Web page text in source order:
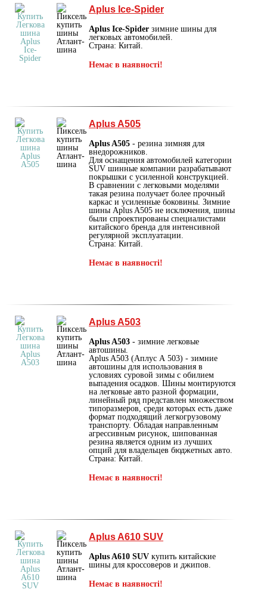
Aplus Ice-Spider
Aplus Ice-Spider зимние шины для
легковых автомобилей.
Страна: Китай.
Немає в наявності!
Aplus A505
Aplus A505 - резина зимняя для
внедорожников.
Для оснащения автомобилей категории
SUV шинные компании разрабатывают
покрышки с усиленной конструкцией.
В сравнении с легковыми моделями
такая резина получает более прочный
каркас и усиленные боковины. Зимние
шины Aplus A505 не исключения, шины
были спроектированы специалистами
китайского бренда для интенсивной
регулярной эксплуатации.
Страна: Китай.
Немає в наявності!
Aplus A503
Aplus A503 - зимние легковые
автошины.
Aplus A503 (Аплус А 503) - зимние
автошины для использования в
условиях суровой зимы с обилием
выпадения осадков. Шины монтируются
на легковые авто разной формации,
линейный ряд представлен множеством
типоразмеров, среди которых есть даже
формат подходящий легкогрузовому
транспорту. Обладая направленным
агрессивным рисунок, шипованная
резина является одним из лучших
опций для владельцев бюджетных авто.
Страна: Китай.
Немає в наявності!
Aplus A610 SUV
Aplus A610 SUV купить китайские
шины для кроссоверов и джипов.
Немає в наявності!